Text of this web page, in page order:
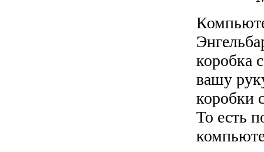
коробка
вашу
коробки
То есть